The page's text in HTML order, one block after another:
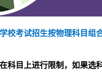
校考试招生按物理科目组
科目上进行限制，如果选